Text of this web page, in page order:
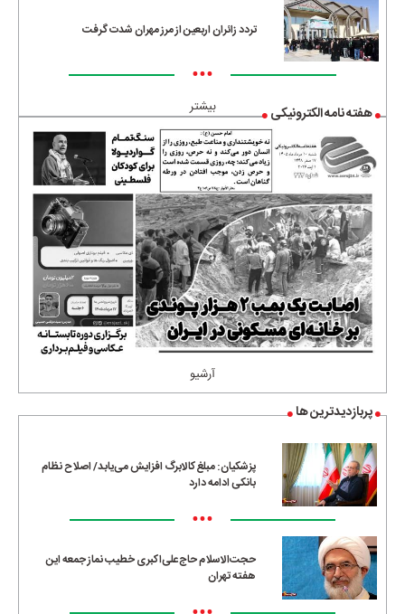
تردد زائران اربعین از مرز مهران شدت گرفت
•••
بیشتر هفته نامه الکترونیکی
آرشیو
پربازدیدترین ها
پزشکیان: مبلغ کالابرگ افزایش می‌یابد/ اصلاح نظام
بانکی ادامه دارد
•••
حجت‌الاسلام حاج‌علی‌اکبری خطیب نماز جمعه این
هفته تهران